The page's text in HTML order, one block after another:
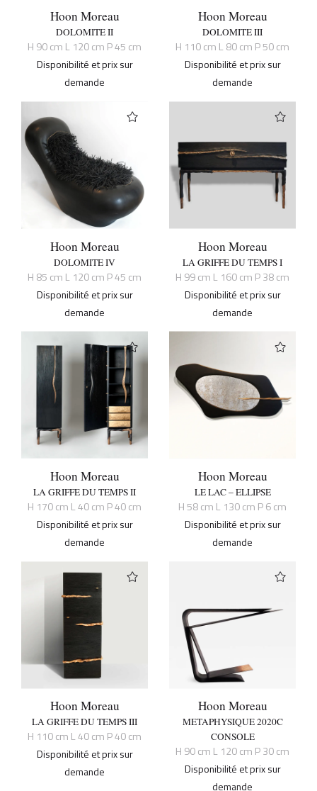
Hoon Moreau
DOLOMITE II
H 90 cm L 120 cm P 45 cm
Disponibilité et prix sur
demande
Hoon Moreau
DOLOMITE III
H 110 cm L 80 cm P 50 cm
Disponibilité et prix sur
demande
Hoon Moreau
DOLOMITE IV
H 85 cm L 120 cm P 45 cm
Disponibilité et prix sur
demande
Hoon Moreau
LA GRIFFE DU TEMPS I
H 99 cm L 160 cm P 38 cm
Disponibilité et prix sur
demande
Hoon Moreau
LA GRIFFE DU TEMPS II
H 170 cm L 40 cm P 40 cm
Disponibilité et prix sur
demande
Hoon Moreau
LE LAC – ELLIPSE
H 58 cm L 130 cm P 6 cm
Disponibilité et prix sur
demande
Hoon Moreau
LA GRIFFE DU TEMPS III
H 110 cm L 40 cm P 40 cm
Disponibilité et prix sur
demande
Hoon Moreau
METAPHYSIQUE 2020C
CONSOLE
H 90 cm L 120 cm P 30 cm
Disponibilité et prix sur
demande